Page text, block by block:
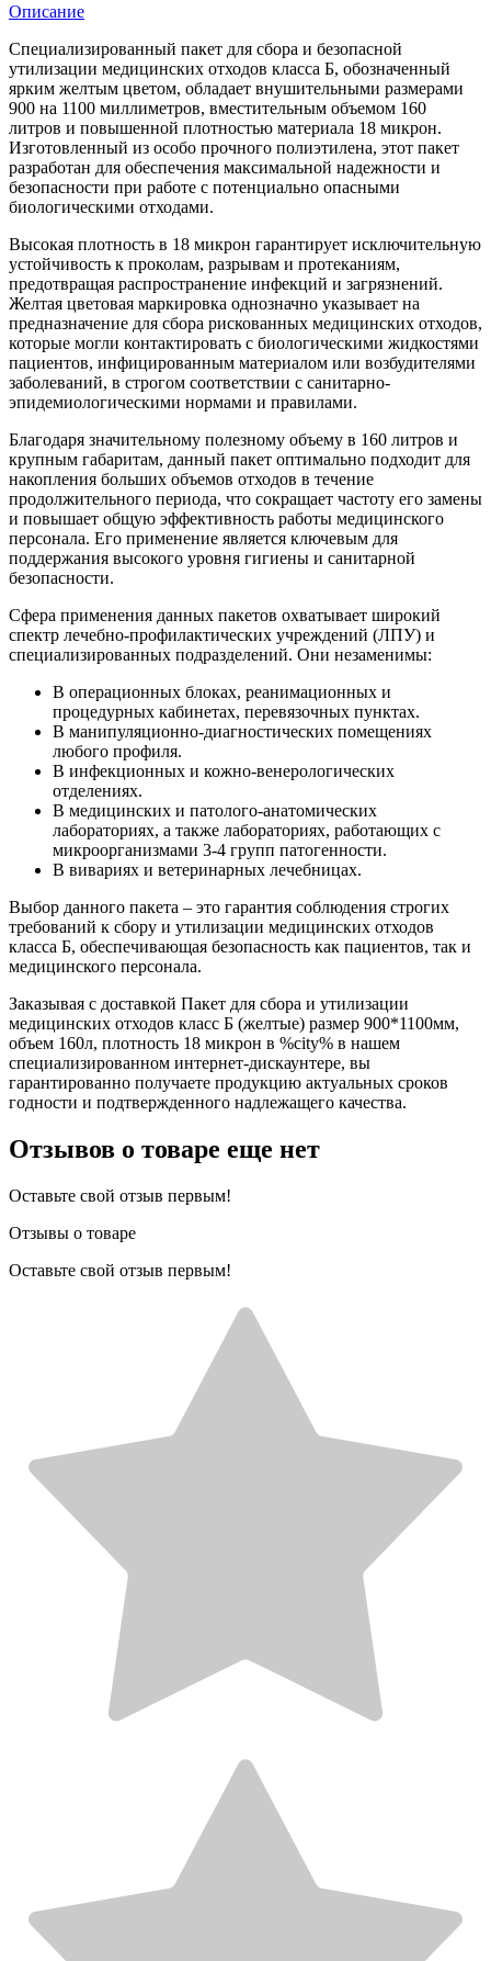
Описание
Специализированный пакет для сбора и безопасной
утилизации медицинских отходов класса Б, обозначенный
ярким желтым цветом, обладает внушительными размерами
900 на 1100 миллиметров, вместительным объемом 160
литров и повышенной плотностью материала 18 микрон.
Изготовленный из особо прочного полиэтилена, этот пакет
разработан для обеспечения максимальной надежности и
безопасности при работе с потенциально опасными
биологическими отходами.
Высокая плотность в 18 микрон гарантирует исключительную
устойчивость к проколам, разрывам и протеканиям,
предотвращая распространение инфекций и загрязнений.
Желтая цветовая маркировка однозначно указывает на
предназначение для сбора рискованных медицинских отходов,
которые могли контактировать с биологическими жидкостями
пациентов, инфицированным материалом или возбудителями
заболеваний, в строгом соответствии с санитарно-
эпидемиологическими нормами и правилами.
Благодаря значительному полезному объему в 160 литров и
крупным габаритам, данный пакет оптимально подходит для
накопления больших объемов отходов в течение
продолжительного периода, что сокращает частоту его замены
и повышает общую эффективность работы медицинского
персонала. Его применение является ключевым для
поддержания высокого уровня гигиены и санитарной
безопасности.
Сфера применения данных пакетов охватывает широкий
спектр лечебно-профилактических учреждений (ЛПУ) и
специализированных подразделений. Они незаменимы:
В операционных блоках, реанимационных и
процедурных кабинетах, перевязочных пунктах.
В манипуляционно-диагностических помещениях
любого профиля.
В инфекционных и кожно-венерологических
отделениях.
В медицинских и патолого-анатомических
лабораториях, а также лабораториях, работающих с
микроорганизмами 3-4 групп патогенности.
В вивариях и ветеринарных лечебницах.
Выбор данного пакета – это гарантия соблюдения строгих
требований к сбору и утилизации медицинских отходов
класса Б, обеспечивающая безопасность как пациентов, так и
медицинского персонала.
Заказывая с доставкой Пакет для сбора и утилизации
медицинских отходов класс Б (желтые) размер 900*1100мм,
объем 160л, плотность 18 микрон в %city% в нашем
специализированном интернет-дискаунтере, вы
гарантированно получаете продукцию актуальных сроков
годности и подтвержденного надлежащего качества.
Отзывов о товаре еще нет
Оставьте свой отзыв первым!
Отзывы о товаре
Оставьте свой отзыв первым!